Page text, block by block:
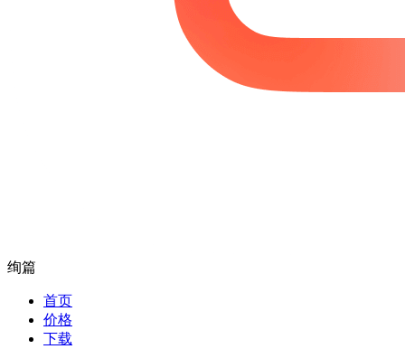
绚篇
首页
价格
下载